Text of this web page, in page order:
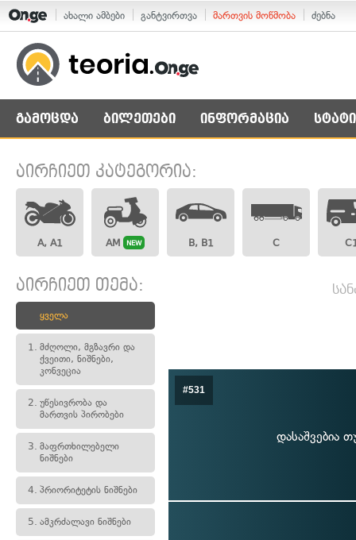
ახალი ამბები განტვირთვა მართვის მოწმობა ძებნა
გამოცდა ბილეთები ინფორმაცია
აირჩიეთ კატეგორია:
A, A1 AM NEW B, B1 C
აირჩიეთ თემა:
ყველა
1. მძღოლი, მგზავრი და
ქვეითი, ნიშნები,
კონვეცია
2. უწესივრობა და
მართვის პირობები
3. მაფრთხილებელი
ნიშნები
4. პრიორიტეტის ნიშნები
5. ამკრძალავი ნიშნები
#531
დასაშვებია